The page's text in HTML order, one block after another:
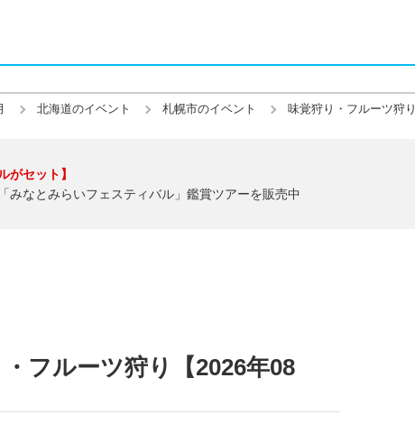
北海道のイベント 札幌市のイベント 味覚狩り・フルーツ狩り
がセット】
みなとみらいフェスティバル」鑑賞ツアーを販売中
フルーツ狩り【2026年08